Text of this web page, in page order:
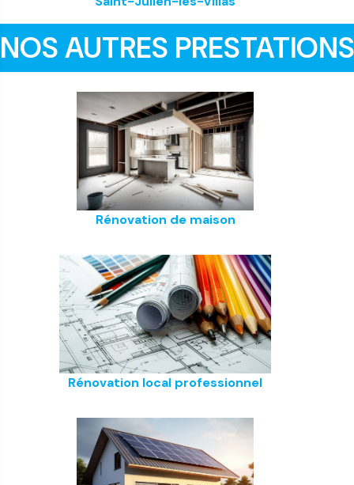
NOS AUTRES PRESTATIONS
Rénovation de maison
Rénovation local professionnel